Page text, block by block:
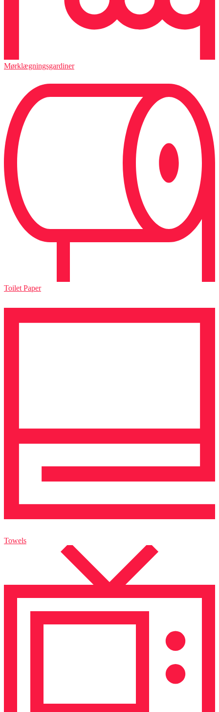
Mørklægningsgardiner
Toilet Paper
Towels